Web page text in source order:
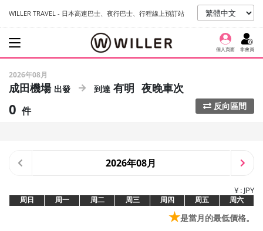
WILLER TRAVEL - 日本高速巴士、夜行巴士、行程線上預訂站
個人頁面 非會員
2026年08月
成田機場 有明 夜晚車次
0 件 反向區間
2026年08月
¥ : JPY
周日 周一 周二 周三 周四 周五 周六
★是當月的最低價格。